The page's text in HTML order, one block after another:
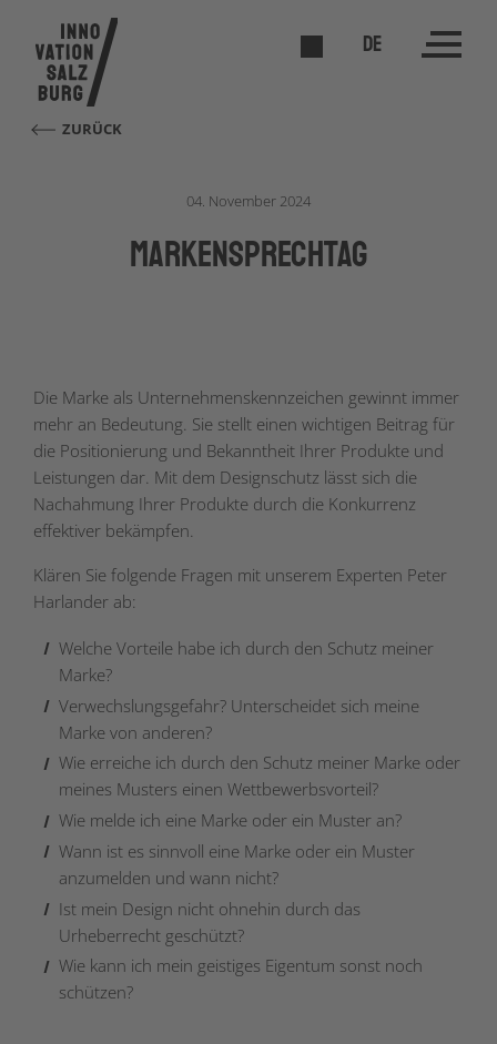
DE
ZURÜCK
04. November 2024
markenSPRECHTAG
Die Marke als Unternehmenskennzeichen gewinnt immer
mehr an Bedeutung. Sie stellt einen wichtigen Beitrag für
die Positionierung und Bekanntheit Ihrer Produkte und
Leistungen dar. Mit dem Designschutz lässt sich die
Nachahmung Ihrer Produkte durch die Konkurrenz
effektiver bekämpfen.
Klären Sie folgende Fragen mit unserem Experten Peter
Harlander ab:
Welche Vorteile habe ich durch den Schutz meiner
Marke?
Verwechslungsgefahr? Unterscheidet sich meine
Marke von anderen?
Wie erreiche ich durch den Schutz meiner Marke oder
meines Musters einen Wettbewerbsvorteil?
Wie melde ich eine Marke oder ein Muster an?
Wann ist es sinnvoll eine Marke oder ein Muster
anzumelden und wann nicht?
Ist mein Design nicht ohnehin durch das
Urheberrecht geschützt?
Wie kann ich mein geistiges Eigentum sonst noch
schützen?